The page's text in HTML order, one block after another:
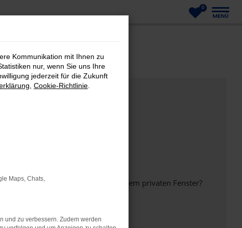
0
MENÜ
anderen Browser oder in einem privaten Fenster?
Kommunikation mit Ihnen zu
nur, wenn Sie uns Ihre
jederzeit für die Zukunft
Cookie-Richtlinie
Maps, Chats,
und zu verbessern. Zudem werden